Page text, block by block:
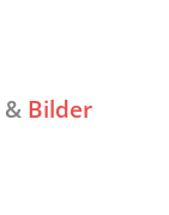
& Bilder